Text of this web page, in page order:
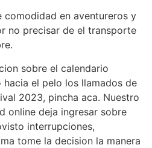
comodidad en aventureros y
no precisar de el transporte
sobre el calendario
el pelo los llamados de
2023, pincha aca. Nuestro
online deja ingresar sobre
interrupciones,
tome la decision la manera